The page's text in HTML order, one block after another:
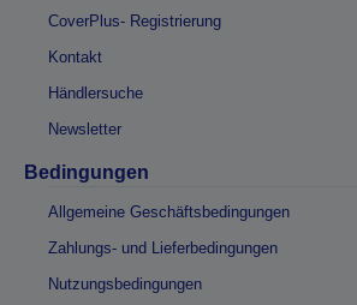
CoverPlus- Registrierung
Kontakt
Händlersuche
Newsletter
Bedingungen
Allgemeine Geschäftsbedingungen
Zahlungs- und Lieferbedingungen
Nutzungsbedingungen